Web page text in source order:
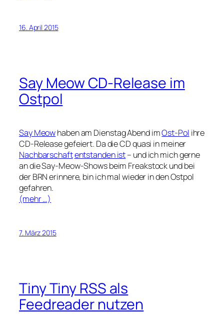
16. April 2015
Say Meow CD-Release im
Ostpol
Say Meowhaben am Dienstag Abend imOst-Pol ihre
CD-Release gefeiert. Da die CD quasi in meiner
Nachbarschaftentstanden ist– und ich mich gerne
an die Say-Meow-Shows beim Freakstock und bei
der BRN erinnere, bin ich mal wieder in den Ostpol
gefahren.
(mehr …)
7. März 2015
Tiny Tiny RSS als
Feedreader nutzen